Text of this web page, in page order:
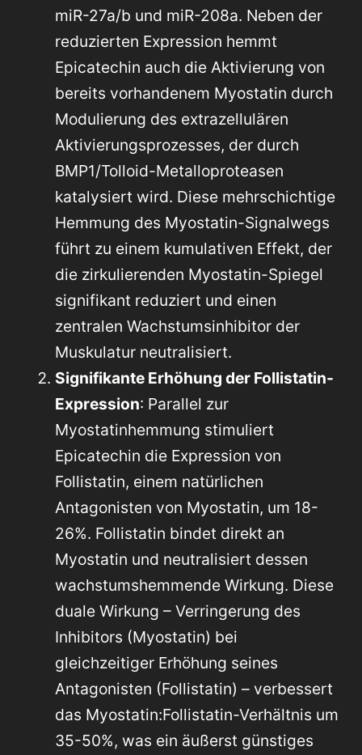
miR-27a/b und miR-208a. Neben der
reduzierten Expression hemmt
Epicatechin auch die Aktivierung von
bereits vorhandenem Myostatin durch
Modulierung des extrazellulären
Aktivierungsprozesses, der durch
BMP1/Tolloid-Metalloproteasen
katalysiert wird. Diese mehrschichtige
Hemmung des Myostatin-Signalwegs
führt zu einem kumulativen Effekt, der
die zirkulierenden Myostatin-Spiegel
signifikant reduziert und einen
zentralen Wachstumsinhibitor der
Muskulatur neutralisiert.
Signifikante Erhöhung der Follistatin-
Expression: Parallel zur
Myostatinhemmung stimuliert
Epicatechin die Expression von
Follistatin, einem natürlichen
Antagonisten von Myostatin, um 18-
26%. Follistatin bindet direkt an
Myostatin und neutralisiert dessen
wachstumshemmende Wirkung. Diese
duale Wirkung – Verringerung des
Inhibitors (Myostatin) bei
gleichzeitiger Erhöhung seines
Antagonisten (Follistatin) – verbessert
das Myostatin:Follistatin-Verhältnis um
35-50%, was ein äußerst günstiges